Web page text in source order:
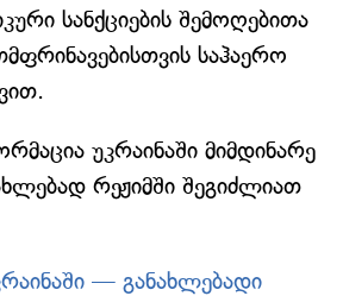
სანქციების შემოღებითა
საჰაერო
უკრაინაში მიმდინარე
რეჟიმში შეგიძლიათ
— განახლებადი